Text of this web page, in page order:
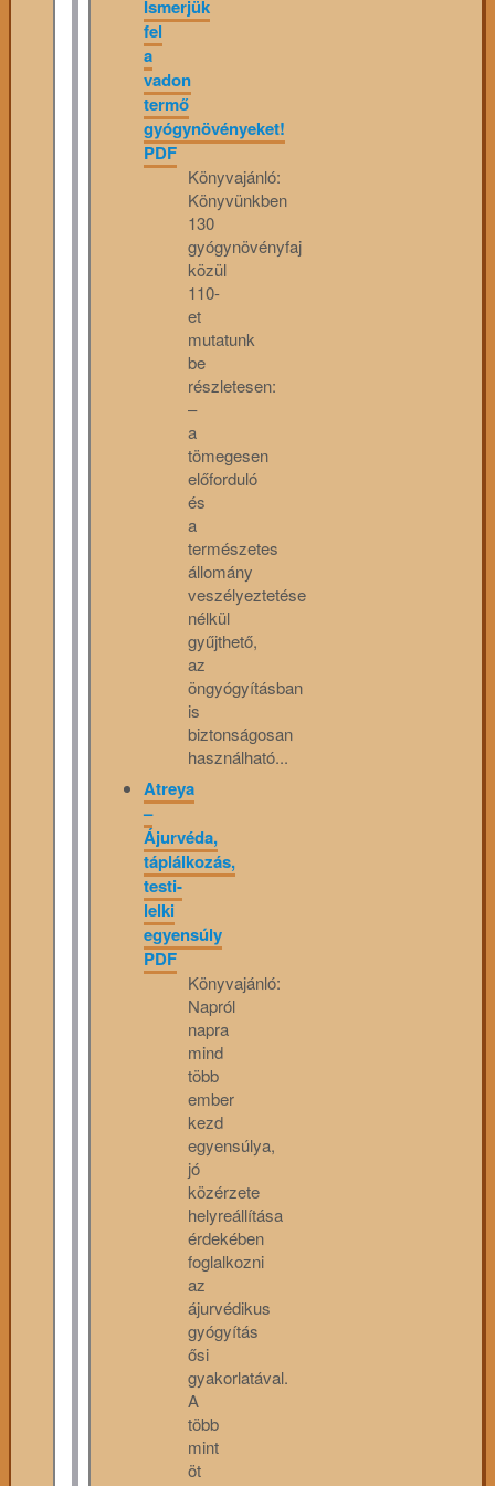
Ismerjük
fel
a
vadon
termő
gyógynövényeket!
PDF
Könyvajánló:
Könyvünkben
130
gyógynövényfaj
közül
110-
et
mutatunk
be
részletesen:
–
a
tömegesen
előforduló
és
a
természetes
állomány
veszélyeztetése
nélkül
gyűjthető,
az
öngyógyításban
is
biztonságosan
használható...
Atreya
–
Ájurvéda,
táplálkozás,
testi-
lelki
egyensúly
PDF
Könyvajánló:
Napról
napra
mind
több
ember
kezd
egyensúlya,
jó
közérzete
helyreállítása
érdekében
foglalkozni
az
ájurvédikus
gyógyítás
ősi
gyakorlatával.
A
több
mint
öt